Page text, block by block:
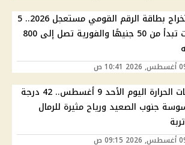
استخراج بطاقة الرقم القومي مستعجل 2026.. 5
فئات تبدأ من 50 جنيهًا والفورية تصل إلى 800
درجات الحرارة اليوم الأحد 9 أغسطس.. 42 درجة
جنوب الصعيد ورياح مثيرة للرمال